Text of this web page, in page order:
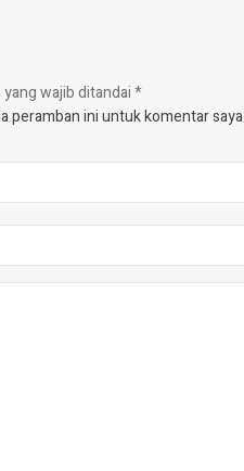
yang wajib ditandai*
peramban ini untuk komentar saya